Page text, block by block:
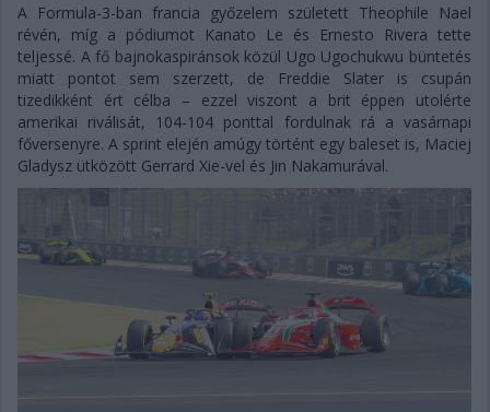
A Formula-3-ban francia győzelem született Theophile Nael
révén, míg a pódiumot Kanato Le és Ernesto Rivera tette
teljessé. A fő bajnokaspiránsok közül Ugo Ugochukwu büntetés
miatt pontot sem szerzett, de Freddie Slater is csupán
tizedikként ért célba – ezzel viszont a brit éppen utolérte
amerikai riválisát, 104-104 ponttal fordulnak rá a vasárnapi
főversenyre. A sprint elején amúgy történt egy baleset is, Maciej
Gladysz ütközött Gerrard Xie-vel és Jin Nakamurával.